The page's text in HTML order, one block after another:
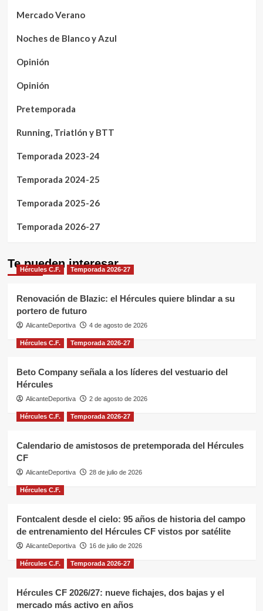
Mercado Verano
Noches de Blanco y Azul
Opinión
Opinión
Pretemporada
Running, Triatlón y BTT
Temporada 2023-24
Temporada 2024-25
Temporada 2025-26
Temporada 2026-27
Te pueden interesar
Hércules C.F. Temporada 2026-27
Renovación de Blazic: el Hércules quiere blindar a su
portero de futuro
AlicanteDeportiva 4 de agosto de 2026
Hércules C.F. Temporada 2026-27
Beto Company señala a los líderes del vestuario del
Hércules
AlicanteDeportiva 2 de agosto de 2026
Hércules C.F. Temporada 2026-27
Calendario de amistosos de pretemporada del Hércules
CF
AlicanteDeportiva 28 de julio de 2026
Hércules C.F.
Fontcalent desde el cielo: 95 años de historia del campo
de entrenamiento del Hércules CF vistos por satélite
AlicanteDeportiva 16 de julio de 2026
Hércules C.F. Temporada 2026-27
Hércules CF 2026/27: nueve fichajes, dos bajas y el
mercado más activo en años